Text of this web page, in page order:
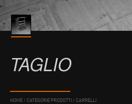
TAGLIO
HOME / CATEGORIE PRODOTTI / CARRELLI